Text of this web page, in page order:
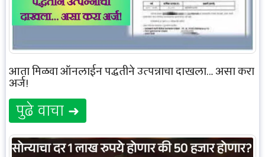
आता मिळवा ऑनलाईन पद्धतीने उत्पन्नाचा दाखला… असा करा
अर्ज!
पुढे वाचा ➜